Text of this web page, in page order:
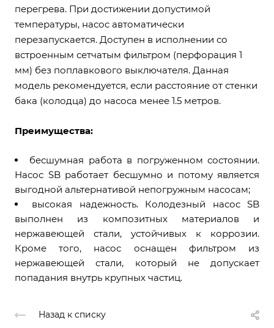
перегрева. При достижении допустимой
температуры, насос автоматически
перезапускается. Доступен в исполнении со
встроенным сетчатым фильтром (перфорация 1
мм) без поплавкового выключателя. Данная
модель рекомендуется, если расстояние от стенки
бака (колодца) до насоса менее 1.5 метров.
Преимущества:
бесшумная работа в погруженном состоянии.
Насос SB работает бесшумно и потому является
выгодной альтернативой непогружным насосам;
высокая надежность. Колодезный насос SB
выполнен из композитных материалов и
нержавеющей стали, устойчивых к коррозии.
Кроме того, насос оснащен фильтром из
нержавеющей стали, который не допускает
попадания внутрь крупных частиц.
Назад к списку